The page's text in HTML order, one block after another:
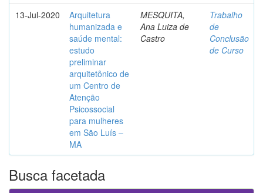
13-Jul-2020
Arquitetura
humanizada e
saúde mental:
estudo
preliminar
arquitetônico de
um Centro de
Atenção
Psicossocial
para mulheres
em São Luís –
MA
MESQUITA,
Ana Luiza de
Castro
Trabalho
de
Conclusão
de Curso
Busca facetada